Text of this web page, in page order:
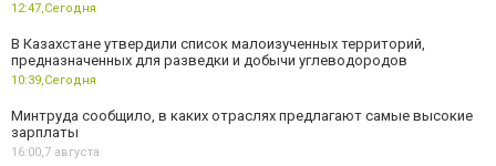
12:47,Сегодня
В Казахстане утвердили список малоизученных территорий,
предназначенных для разведки и добычи углеводородов
10:39,Сегодня
Минтруда сообщило, в каких отраслях предлагают самые высокие
зарплаты
16:00,7 августа